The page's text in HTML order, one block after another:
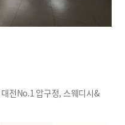
전No.1 압구정, 스웨디시&